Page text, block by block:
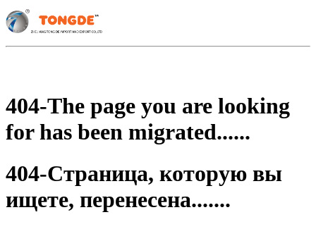
404-The page you are looking
for has been migrated......
404-Страница, которую вы
ищете, перенесена.......